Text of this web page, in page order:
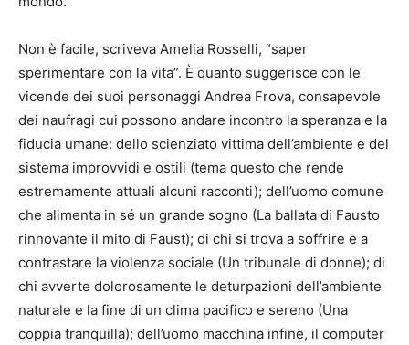
Non è facile, scriveva Amelia Rosselli, “saper
sperimentare con la vita”. È quanto suggerisce con le
vicende dei suoi personaggi Andrea Frova, consapevole
dei naufragi cui possono andare incontro la speranza e la
fiducia umane: dello scienziato vittima dell’ambiente e del
sistema improvvidi e ostili (tema questo che rende
estremamente attuali alcuni racconti); dell’uomo comune
che alimenta in sé un grande sogno (La ballata di Fausto
rinnovante il mito di Faust); di chi si trova a soffrire e a
contrastare la violenza sociale (Un tribunale di donne); di
chi avverte dolorosamente le deturpazioni dell’ambiente
naturale e la fine di un clima pacifico e sereno (Una
coppia tranquilla); dell’uomo macchina infine, il computer